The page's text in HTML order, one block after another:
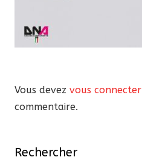
Vous devez vous connecter
commentaire.
Rechercher